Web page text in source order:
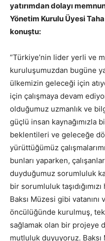
yatırımdan dolayı
Yönetim Kurulu Üyesi
konuştu:
“Türkiye’nin lider yerli ve
kuruluşumuzdan bugüne
ülkemizin geleceği için
için çalışmaya devam
olduğumuz uzmanlık ve
güçlü insan kaynağımızla
beklentileri ve geleceğe
yürüttüğümüz
bunları yaparken,
duyduğumuz sorumluluk
bir sorumluluk
Baksı Müzesi gibi
öncülüğünde kurulmuş,
sağlamak olan bir projeye
mutluluk duyuyoruz.